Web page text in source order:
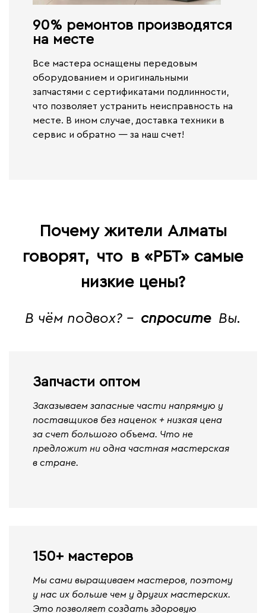
90% ремонтов производятся
на месте​
Все мастера оснащены передовым
оборудованием и оригинальными
запчастями с сертификатами подлинности,
что позволяет устранить неисправность на
месте. В ином случае, доставка техники в
сервис и обратно — за наш счет!
Почему жители Алматы
говорят, что в «РБТ» самые
низкие цены?
В чём подвох? - спросите Вы.
Запчасти оптом
Заказываем запасные части напрямую у
поставщиков без наценок + низкая цена
за счет большого объема. Что не
предложит ни одна частная мастерская
в стране.
150+ мастеров
Мы сами выращиваем мастеров, поэтому
у нас их больше чем у других мастерских.
Это позволяет создать здоровую